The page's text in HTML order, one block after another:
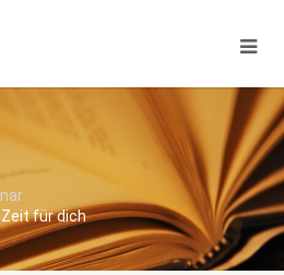
für dich